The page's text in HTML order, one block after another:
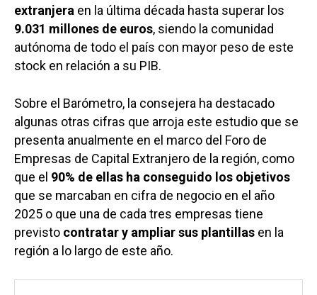
extranjera en la última década hasta superar los
9.031 millones de euros, siendo la comunidad
autónoma de todo el país con mayor peso de este
stock en relación a su PIB.
Sobre el Barómetro, la consejera ha destacado
algunas otras cifras que arroja este estudio que se
presenta anualmente en el marco del Foro de
Empresas de Capital Extranjero de la región, como
que el 90% de ellas ha conseguido los objetivos
que se marcaban en cifra de negocio en el año
2025 o que una de cada tres empresas tiene
previsto contratar y ampliar sus plantillas en la
región a lo largo de este año.